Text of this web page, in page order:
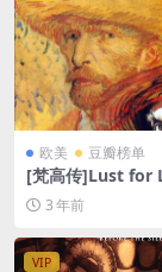
欧美 豆瓣榜单
[梵高传]Lust for
[百度网盘+夸克网
清未删减资源][网
3 年前
VIP